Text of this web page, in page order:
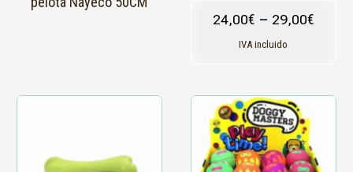
24,00€ – 29,00€
IVA incluido
página